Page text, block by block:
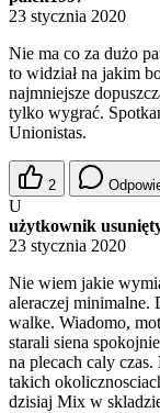
23 stycznia 2020
Nie ma co za dużo
to widział na jakim
najmniejsze
tylko wygrać.
Unionistas.
2
U
użytkownik
23 stycznia 2020
Nie wiem jakie
aleraczej minimalne.
walke. Wiadomo,
starali siena
na plecach caly
takich
dzisiaj Mix w